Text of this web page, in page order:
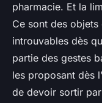
pharmacie. Et la
Ce sont des
introuvables dès
partie des gestes
les proposant dès
de devoir sortir